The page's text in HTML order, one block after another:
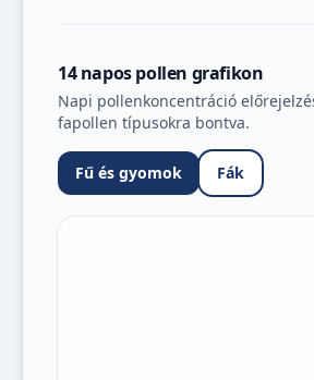
14 napos pollen grafikon
Napi pollenkoncentráció
fapollen típusokra bontva.
Fű és gyomok Fák